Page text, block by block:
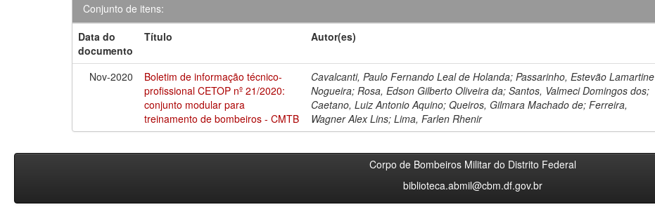
Conjunto de itens:
Data do
documento
Título Autor(es)
Nov-2020
Boletim de informação técnico-
profissional CETOP nº 21/2020:
conjunto modular para
treinamento de bombeiros - CMTB
Cavalcanti, Paulo Fernando Leal de Holanda; Passarinho, Estevão Lamartine
Nogueira; Rosa, Edson Gilberto Oliveira da; Santos, Valmeci Domingos dos;
Caetano, Luiz Antonio Aquino; Queiros, Gilmara Machado de; Ferreira,
Wagner Alex Lins; Lima, Farlen Rhenir
Corpo de Bombeiros Militar do Distrito Federal
biblioteca.abmil@cbm.df.gov.br